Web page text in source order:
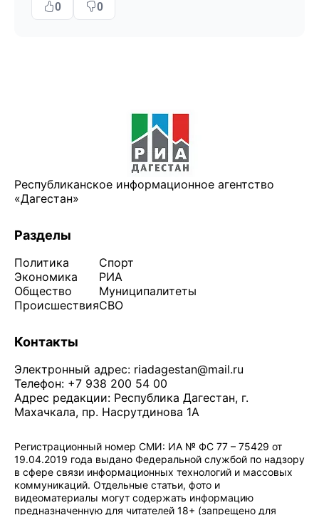
0 0
Республиканское информационное агентство
«Дагестан»
Разделы
Политика
Экономика
Общество
Происшествия
Спорт
РИА
Муниципалитеты
СВО
Контакты
Электронный адрес: riadagestan@mail.ru
Телефон: +7 938 200 54 00
Адрес редакции: Республика Дагестан, г.
Махачкала, пр. Насрутдинова 1А
Регистрационный номер СМИ: ИА № ФС 77 – 75429 от
19.04.2019 года выдано Федеральной службой по надзору
в сфере связи информационных технологий и массовых
коммуникаций. Отдельные статьи, фото и
видеоматериалы могут содержать информацию
предназначенную для читателей 18+ (запрещено для